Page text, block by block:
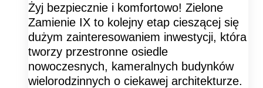
Żyj bezpiecznie i komfortowo! Zielone
Zamienie IX to kolejny etap cieszącej się
dużym zainteresowaniem inwestycji, która
tworzy przestronne osiedle
nowoczesnych, kameralnych budynków
wielorodzinnych o ciekawej architekturze.